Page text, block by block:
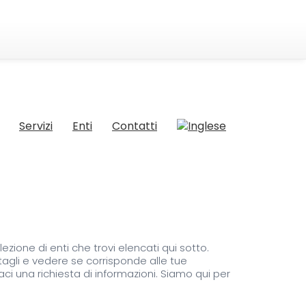
Servizi Enti Contatti
di enti che trovi elencati qui sotto.
e vedere se corrisponde alle tue
una richiesta di informazioni. Siamo qui per